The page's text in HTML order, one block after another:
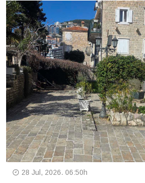
28 Jul, 2026. 06:50h